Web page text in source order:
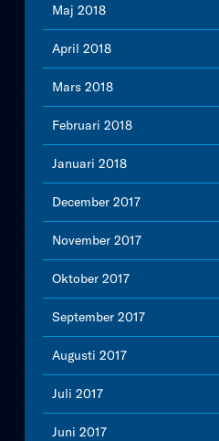
Maj 2018
April 2018
Mars 2018
Februari 2018
Januari 2018
December 2017
November 2017
Oktober 2017
September 2017
Augusti 2017
Juli 2017
Juni 2017